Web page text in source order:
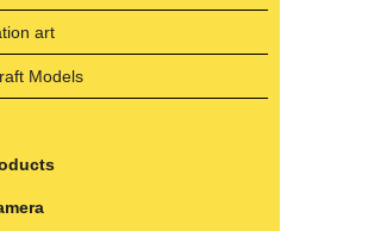
art
Models